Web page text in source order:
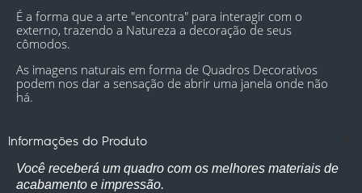
É a forma que a arte "encontra" para interagir com o
externo, trazendo a Natureza a decoração de seus
cômodos.
As imagens naturais em forma de Quadros Decorativos
podem nos dar a sensação de abrir uma janela onde não
há.
Informações do Produto
Você receberá um quadro com os melhores materiais de
acabamento e impressão.